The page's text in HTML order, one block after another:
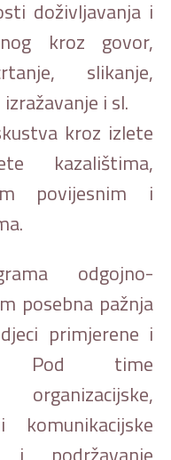
doživljavanja i
kroz govor,
slikanje,
i sl.
kroz izlete
kazalištima,
povijesnim i
odgojno-
posebna pažnja
primjerene i
Pod time
komunikacijske